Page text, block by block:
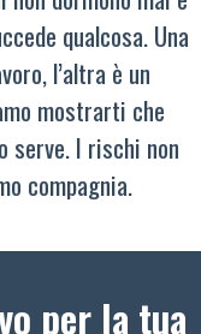
qualcosa. Una
l’altra è un
mostrarti che
serve. I rischi non
compagnia.
per la tua